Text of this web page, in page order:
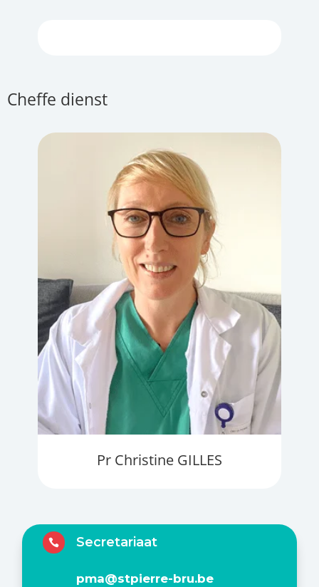
Cheffe dienst
Pr Christine GILLES
 Secretariaat
pma@stpierre-bru.be